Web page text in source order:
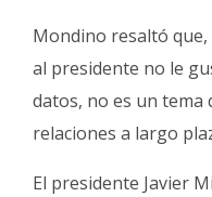
Mondino resaltó
al presidente no le
datos, no es un tema
relaciones a largo
El presidente Javier